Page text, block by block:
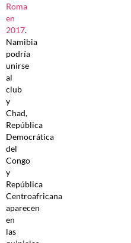
Roma
en
2017.
Namibia
podría
unirse
al
club
y
Chad,
República
Democrática
del
Congo
y
República
Centroafricana
aparecen
en
las